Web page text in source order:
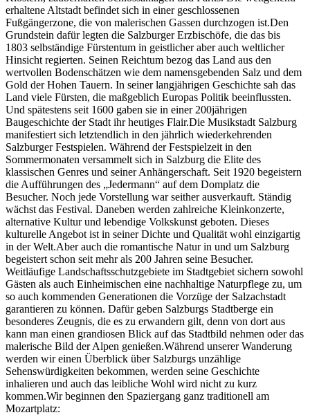
erhaltene Altstadt befindet sich in einer geschlossenen
Fußgängerzone, die von malerischen Gassen durchzogen ist.Den
Grundstein dafür legten die Salzburger Erzbischöfe, die das bis
1803 selbständige Fürstentum in geistlicher aber auch weltlicher
Hinsicht regierten. Seinen Reichtum bezog das Land aus den
wertvollen Bodenschätzen wie dem namensgebenden Salz und dem
Gold der Hohen Tauern. In seiner langjährigen Geschichte sah das
Land viele Fürsten, die maßgeblich Europas Politik beeinflussten.
Und spätestens seit 1600 gaben sie in einer 200jährigen
Baugeschichte der Stadt ihr heutiges Flair.Die Musikstadt Salzburg
manifestiert sich letztendlich in den jährlich wiederkehrenden
Salzburger Festspielen. Während der Festspielzeit in den
Sommermonaten versammelt sich in Salzburg die Elite des
klassischen Genres und seiner Anhängerschaft. Seit 1920 begeistern
die Aufführungen des „Jedermann“ auf dem Domplatz die
Besucher. Noch jede Vorstellung war seither ausverkauft. Ständig
wächst das Festival. Daneben werden zahlreiche Kleinkonzerte,
alternative Kultur und lebendige Volkskunst geboten. Dieses
kulturelle Angebot ist in seiner Dichte und Qualität wohl einzigartig
in der Welt.Aber auch die romantische Natur in und um Salzburg
begeistert schon seit mehr als 200 Jahren seine Besucher.
Weitläufige Landschaftsschutzgebiete im Stadtgebiet sichern sowohl
Gästen als auch Einheimischen eine nachhaltige Naturpflege zu, um
so auch kommenden Generationen die Vorzüge der Salzachstadt
garantieren zu können. Dafür geben Salzburgs Stadtberge ein
besonderes Zeugnis, die es zu erwandern gilt, denn von dort aus
kann man einen grandiosen Blick auf das Stadtbild nehmen oder das
malerische Bild der Alpen genießen.Während unserer Wanderung
werden wir einen Überblick über Salzburgs unzählige
Sehenswürdigkeiten bekommen, werden seine Geschichte
inhalieren und auch das leibliche Wohl wird nicht zu kurz
kommen.Wir beginnen den Spaziergang ganz traditionell am
Mozartplatz: